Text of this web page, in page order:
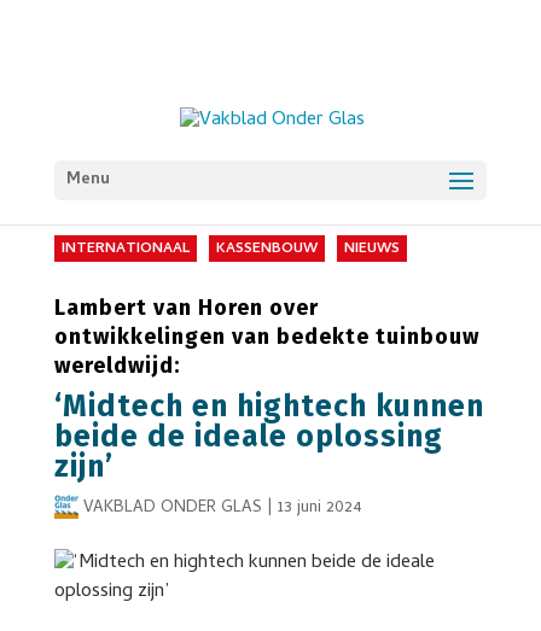
Menu
INTERNATIONAAL KASSENBOUW NIEUWS
Lambert van Horen over
ontwikkelingen van bedekte tuinbouw
wereldwijd:
‘Midtech en hightech kunnen
beide de ideale oplossing
zijn’
VAKBLAD ONDER GLAS | 13 juni 2024